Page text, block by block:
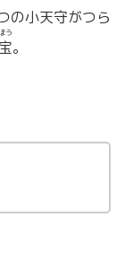
の小天守がつら
う
。